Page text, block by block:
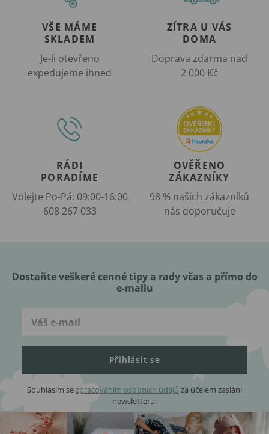
VŠE MÁME
SKLADEM
Je-li otevřeno
expedujeme ihned
ZÍTRA U VÁS
DOMA
Doprava zdarma nad
2 000 Kč
RÁDI
PORADÍME
Volejte Po-Pá: 09:00-16:00
608 267 033
OVĚŘENO
ZÁKAZNÍKY
98 % našich zákazníků
nás doporučuje
Dostaňte veškeré cenné tipy a rady včas a přímo do
e-mailu
Přihlásit se
Souhlasím sezpracováním osobních údajů za účelem zaslání
newsletteru.